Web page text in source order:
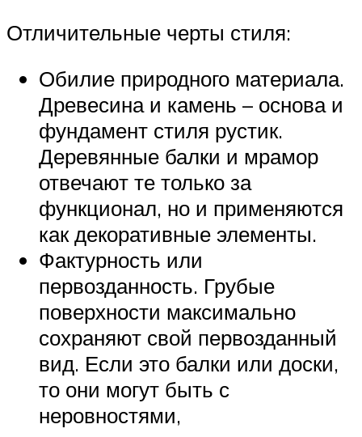
Отличительные черты стиля:
Обилие природного материала.
Древесина и камень – основа и
фундамент стиля рустик.
Деревянные балки и мрамор
отвечают те только за
функционал, но и применяются
как декоративные элементы.
Фактурность или
первозданность. Грубые
поверхности максимально
сохраняют свой первозданный
вид. Если это балки или доски,
то они могут быть с
неровностями,